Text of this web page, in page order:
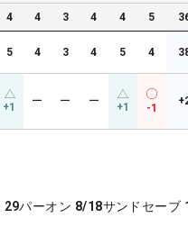
4 4 3 4 4 5
5 4 3 4 5 4
+1 ー ー ー +1 -1
29パーオン 8/18サンドセーブ